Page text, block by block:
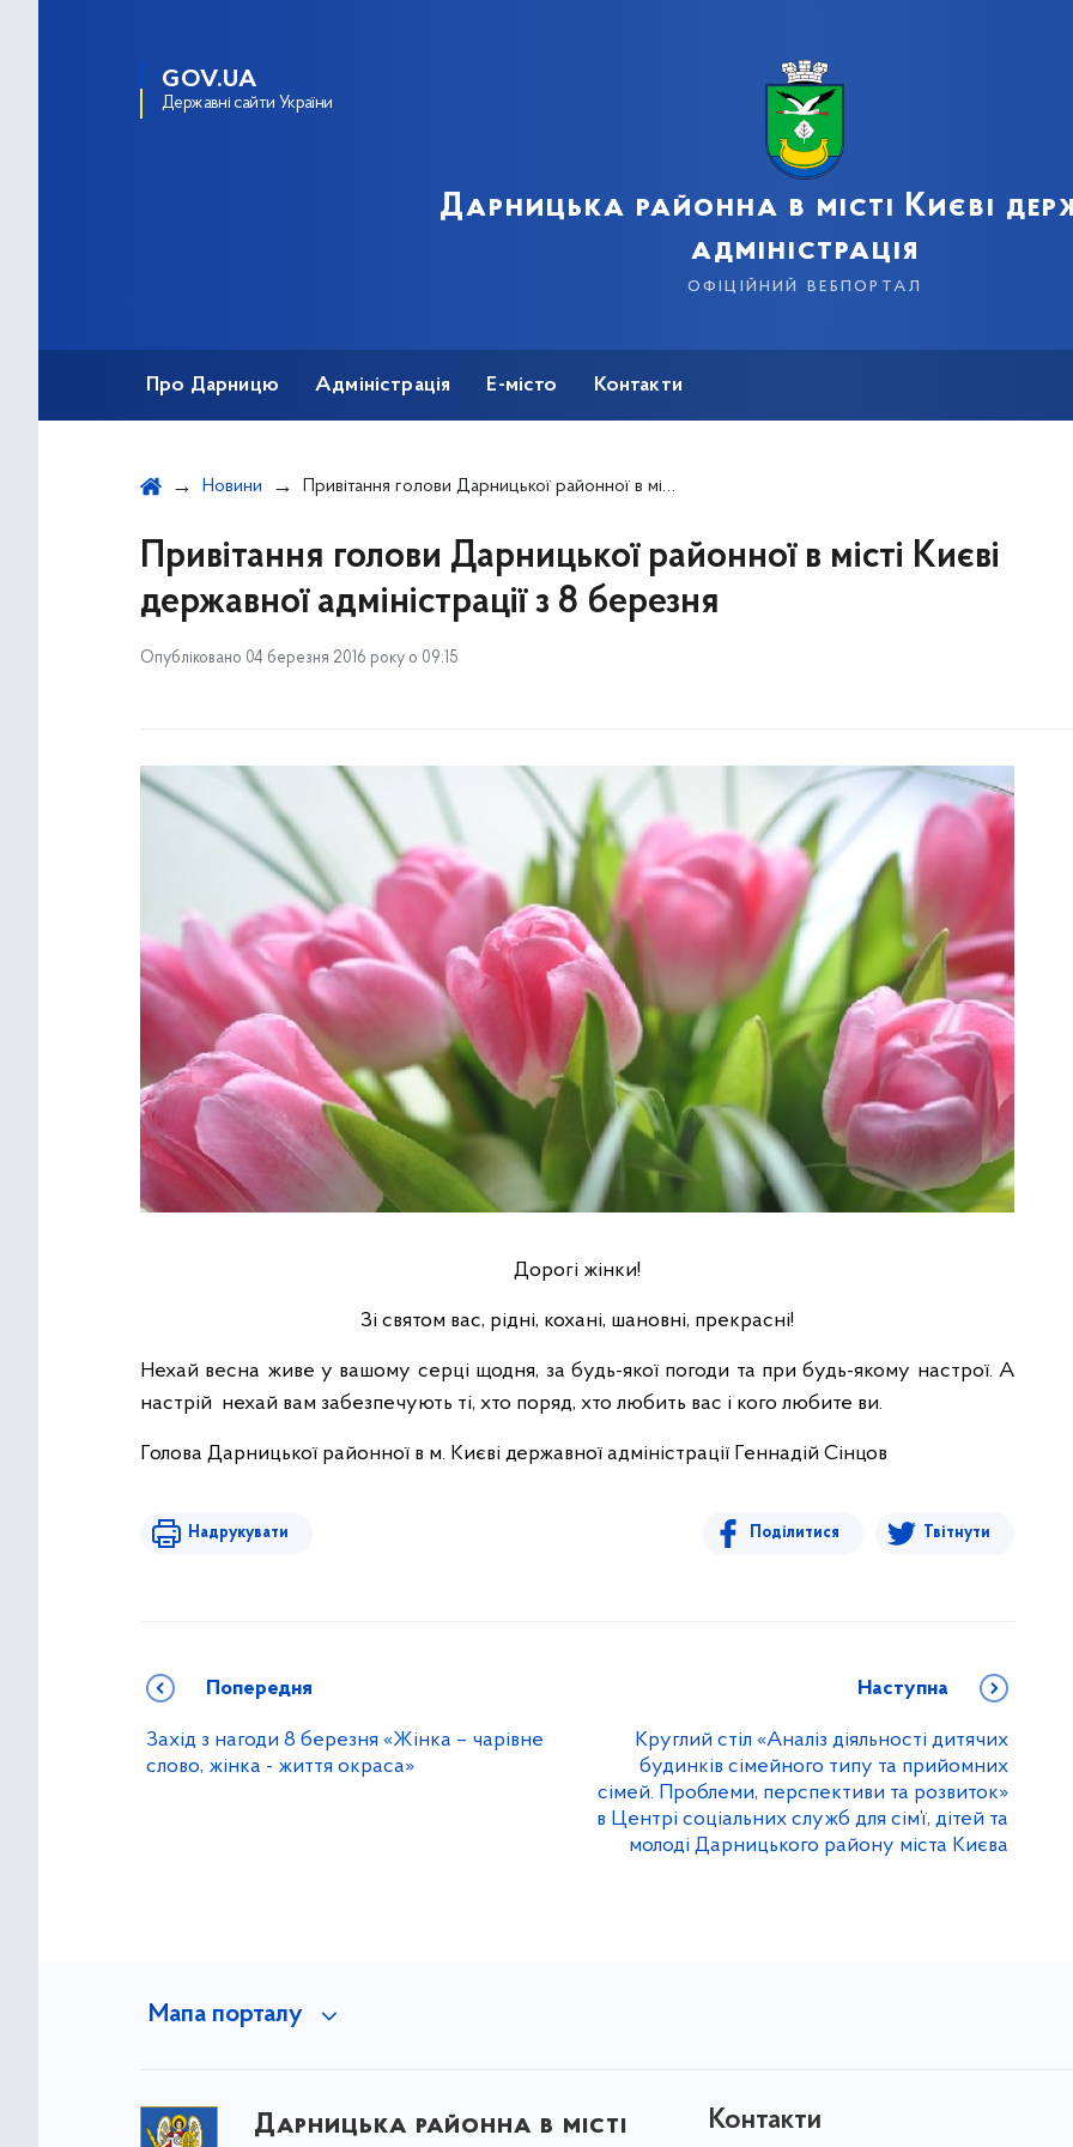
GOV.UA
Державні сайти України
Дарницька районна в місті Києві
адміністрація
офіційний вебпортал
Про Дарницю Адміністрація Е-місто Контакти
Новини Привітання голови Дарницької районної в місті Києві державної адміністрації з 8 березня
Привітання голови Дарницької районної в місті Києві
державної адміністрації з 8 березня
Опубліковано 04 березня 2016 року о 09:15
Дорогі жінки!
Зі святом вас, рідні, кохані, шановні, прекрасні!
Нехай весна живе у вашому серці щодня, за будь-якої погоди та при будь-якому настрої. А
настрій нехай вам забезпечують ті, хто поряд, хто любить вас і кого любите ви.
Голова Дарницької районної в м. Києві державної адміністрації Геннадій Сінцов
Надрукувати Поділитися Твітнути
Попередня
Захід з нагоди 8 березня «Жінка – чарівне
слово, жінка - життя окраса»
Наступна
Круглий стіл «Аналіз діяльності дитячих
будинків сімейного типу та прийомних
сімей. Проблеми, перспективи та розвиток»
в Центрі соціальних служб для сім’ї, дітей та
молоді Дарницького району міста Києва
Мапа порталу
Дарницька районна в місті Контакти